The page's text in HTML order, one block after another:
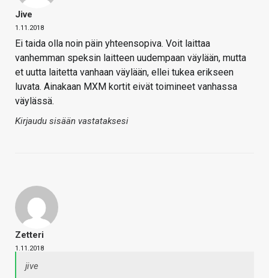
Jive
1.11.2018
Ei taida olla noin päin yhteensopiva. Voit laittaa
vanhemman speksin laitteen uudempaan väylään, mutta
et uutta laitetta vanhaan väylään, ellei tukea erikseen
luvata. Ainakaan MXM kortit eivät toimineet vanhassa
väylässä.
Kirjaudu sisään vastataksesi
Zetteri
1.11.2018
jive